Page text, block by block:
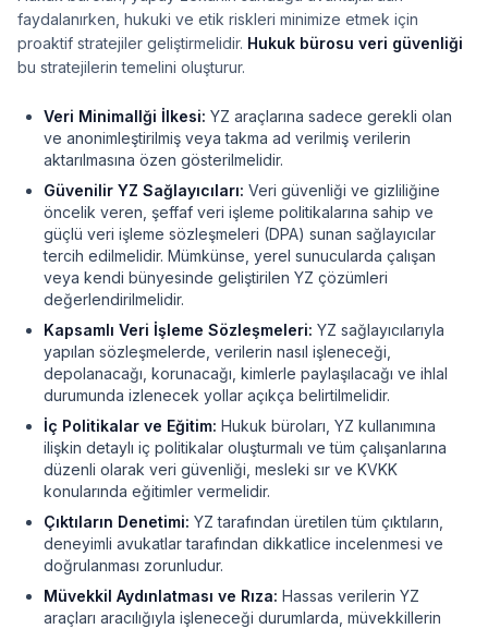
faydalanırken, hukuki ve etik riskleri minimize etmek için
proaktif stratejiler geliştirmelidir. Hukuk bürosu veri güvenliği
bu stratejilerin temelini oluşturur.
Veri Minimallği İlkesi: YZ araçlarına sadece gerekli olan
ve anonimleştirilmiş veya takma ad verilmiş verilerin
aktarılmasına özen gösterilmelidir.
Güvenilir YZ Sağlayıcıları: Veri güvenliği ve gizliliğine
öncelik veren, şeffaf veri işleme politikalarına sahip ve
güçlü veri işleme sözleşmeleri (DPA) sunan sağlayıcılar
tercih edilmelidir. Mümkünse, yerel sunucularda çalışan
veya kendi bünyesinde geliştirilen YZ çözümleri
değerlendirilmelidir.
Kapsamlı Veri İşleme Sözleşmeleri: YZ sağlayıcılarıyla
yapılan sözleşmelerde, verilerin nasıl işleneceği,
depolanacağı, korunacağı, kimlerle paylaşılacağı ve ihlal
durumunda izlenecek yollar açıkça belirtilmelidir.
İç Politikalar ve Eğitim: Hukuk büroları, YZ kullanımına
ilişkin detaylı iç politikalar oluşturmalı ve tüm çalışanlarına
düzenli olarak veri güvenliği, mesleki sır ve KVKK
konularında eğitimler vermelidir.
Çıktıların Denetimi: YZ tarafından üretilen tüm çıktıların,
deneyimli avukatlar tarafından dikkatlice incelenmesi ve
doğrulanması zorunludur.
Müvekkil Aydınlatması ve Rıza: Hassas verilerin YZ
araçları aracılığıyla işleneceği durumlarda, müvekkillerin